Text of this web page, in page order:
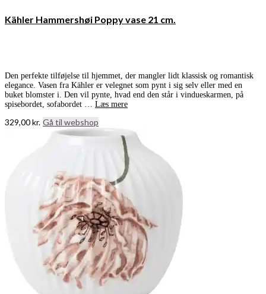
Kähler Hammershøi Poppy vase 21 cm.
Den perfekte tilføjelse til hjemmet, der mangler lidt klassisk og romantisk
elegance. Vasen fra Kähler er velegnet som pynt i sig selv eller med en
buket blomster i. Den vil pynte, hvad end den står i vindueskarmen, på
spisebordet, sofabordet … Læs mere
329,00kr. Gå til webshop